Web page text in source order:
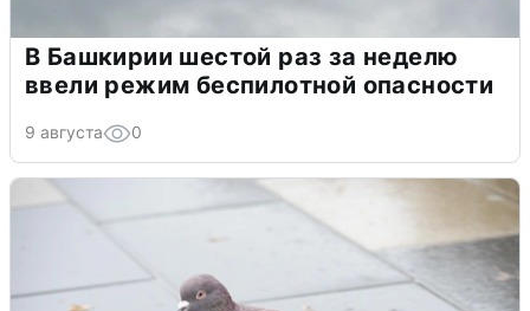
В Башкирии шестой раз за неделю
ввели режим беспилотной опасности
9 августа 0